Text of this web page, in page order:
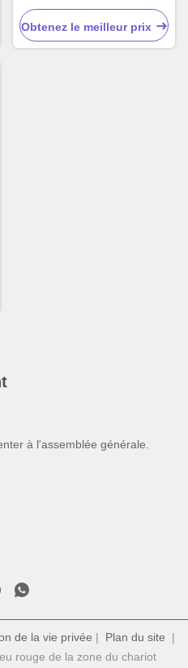
Faisceau clignotant
rechargeable Amber
Obtenez le meilleur prix
à l'assemblée générale.
de la vie privée | Plan du site |
rouge de la zone du chariot